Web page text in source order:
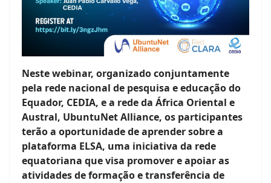
Neste webinar, organizado conjuntamente
pela rede nacional de pesquisa e educação do
Equador, CEDIA, e a rede da África Oriental e
Austral, UbuntuNet Alliance, os participantes
terão a oportunidade de aprender sobre a
plataforma ELSA, uma iniciativa da rede
equatoriana que visa promover e apoiar as
atividades de formação e transferência de